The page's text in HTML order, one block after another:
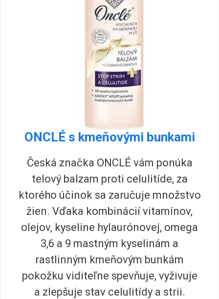
ONCLÉ s kmeňovými bunkami
Česká značka ONCLÉ vám ponúka
telový balzam proti celulitíde, za
ktorého účinok sa zaručuje množstvo
žien. Vďaka kombinácií vitamínov,
olejov, kyseline hylaurónovej, omega
3,6 a 9 mastným kyselinám a
rastlinným kmeňovým bunkám
pokožku viditeľne spevňuje, vyživuje
a zlepšuje stav celulitídy a strii.